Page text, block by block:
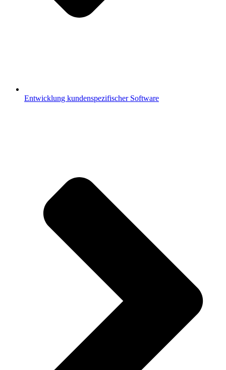
Entwicklung kundenspezifischer Software